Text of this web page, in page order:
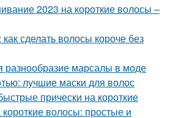
2023 на короткие волосы –
сделать волосы короче без
разнообразие марсалы в моде
лучшие маски для волос
прически на короткие
волосы: простые и